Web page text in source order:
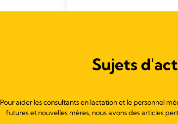
Sujets
Pour aider les consultants en lactation et le personnel
futures et nouvelles mères, nous avons des articles